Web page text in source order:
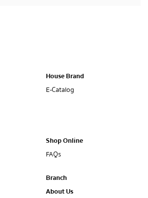
House Brand
E-Catalog
Shop Online
FAQs
Branch
About Us